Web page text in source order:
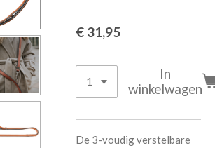
€ 31,95
In
winkelwagen
De 3-voudig verstelbare